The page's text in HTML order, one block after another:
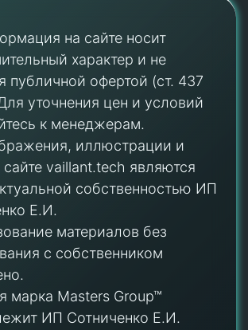
на сайте носит
характер и не
публичной офертой (ст. 437
уточнения цен и условий
к менеджерам.
иллюстрации и
сайте vaillant.tech являются
собственностью ИП
Е.И.
материалов без
с собственником
марка Masters Group™
ИП Сотниченко Е.И.